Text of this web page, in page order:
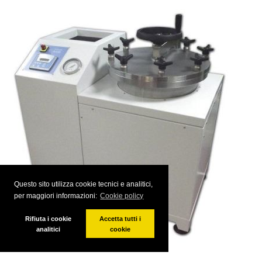
Questo sito utilizza cookie tecnici e analitici,
per maggiori informazioni: Cookie policy
Rifiuta i cookie
analitici
Accetta tutti i
cookie